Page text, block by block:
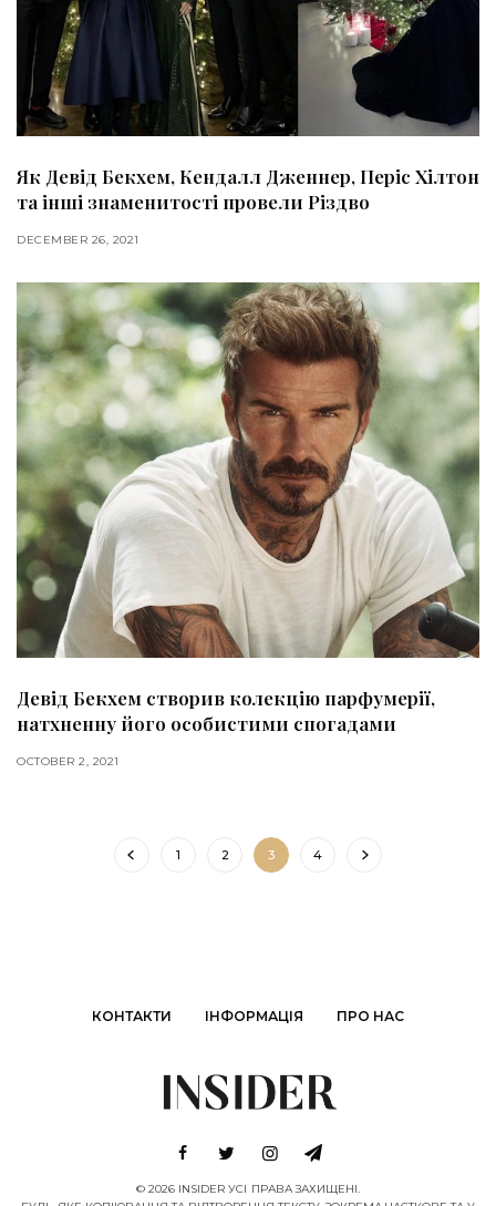
Як Девід Бекхем, Кендалл Дженнер, Періс Хілтон
та інші знаменитості провели Різдво
DECEMBER 26, 2021
Девід Бекхем створив колекцію парфумерії,
натхненну його особистими спогадами
OCTOBER 2, 2021
1 2 3 4
КОНТАКТИ ІНФОРМАЦІЯ ПРО НАС
© 2026 INSIDER УСІ ПРАВА ЗАХИЩЕНІ.